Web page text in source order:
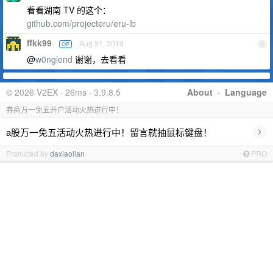
看看湖南 TV 的这个：
github.com/projecteru/eru-lb
2
ffkk99 OP Aug 31, 2019
@w0nglend 谢谢，去看看
About · Language
© 2026 V2EX · 26ms · 3.9.8.5
券商万一免五开户活动火热进行中！
a股万一免五活动火热进行中！留言就抽鼠标键盘！ ›
Promoted bydaxiaolian PRO